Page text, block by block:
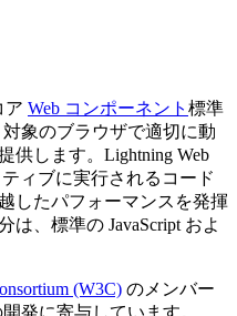
ア Web コンポーネント 標準
対象のブラウザで適切に動
供します。Lightning Web
ィブに実行されるコード
したパフォーマンスを発揮
は、標準の JavaScript およ
(W3C) のメンバー
発に寄与しています。